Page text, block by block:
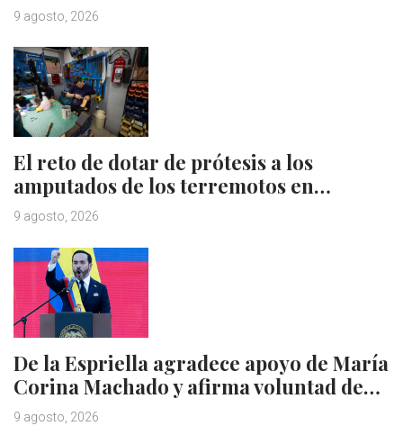
9 agosto, 2026
El reto de dotar de prótesis a los
amputados de los terremotos en…
9 agosto, 2026
De la Espriella agradece apoyo de María
Corina Machado y afirma voluntad de…
9 agosto, 2026